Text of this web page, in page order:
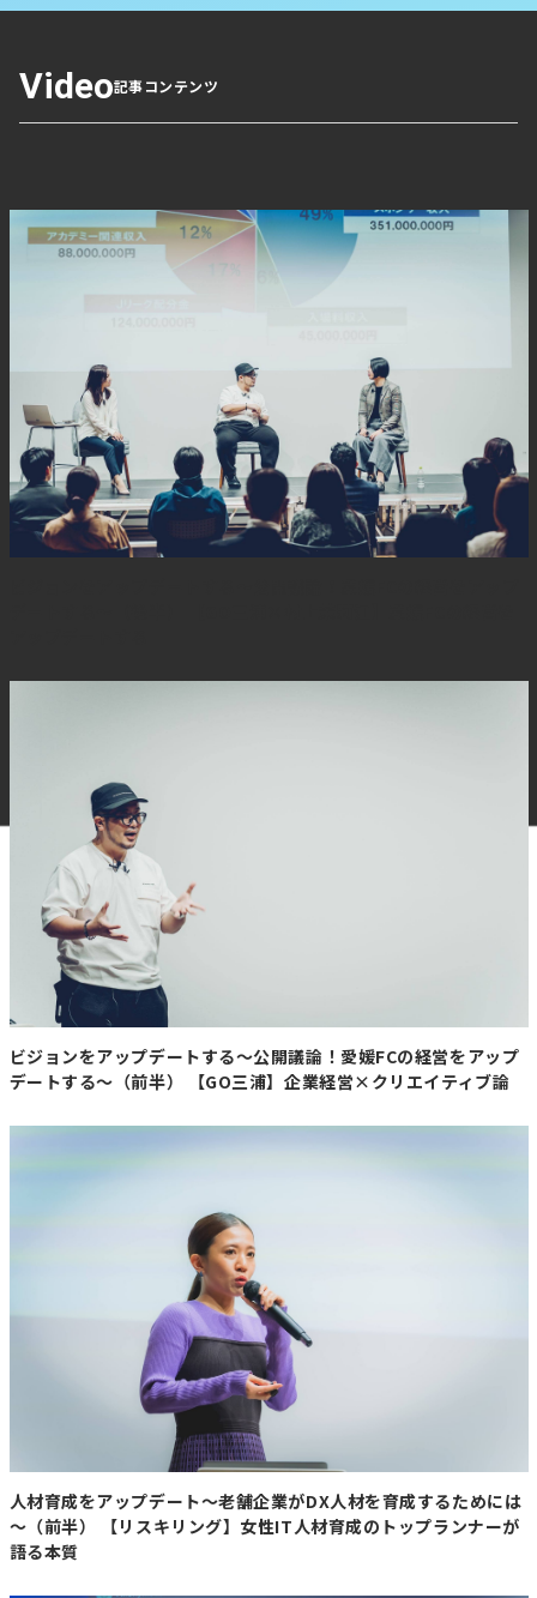
・ 2026年春節連休は2月15～23日、過去10年で最も遅い
開始日
遅く、2018年と同じ水準となる。
さっぽろ雪まつり閉幕後に重なるため、観光影響が懸念
うだ。雪まつり終了後の訪問となるため、北海道内の春節
商戦にも影響が出る可能性がある。
・春節は中国の最長祝日、ほかにも国慶節など長期休暇あ
り
春節は中国の旧暦に基づき毎年日程が変わる。過去10年
では最も早いのは2023年の1月22日。また、国慶節は来年
10月1日～7日の7連休となるなど、長期休暇を活用した国
今回の中国の渡航への注意喚起がどの程度の影響が出るか
スが取れる部分もあると感じます。
【全国ニュース】クマ駆除人材確保へ
交付金大幅拡充 政府の対策パッケージ
まとまる
https://mainichi.jp/articles/20251114/k00/00m/010/
【要約】
政府の対策パッケージの概要
マの捕獲強化と人の生活圏からの排除を柱とする対策パッ
ケージをまとめた。春季の捕獲再開や自治体向け交付金の
大幅拡充を盛り込み、必要経費は2025年度補正予算案に
計上する方針が示された。
緊急・短期・中期の具体策
緊急対応では、自衛隊・警察OBへの協力要請、警察官に
よるライフル銃駆除、市街地での「緊急銃猟制度」の活用
を推進。短期では春の捕獲強化、捕獲単価の増額、不要な
果樹の撤去などを実施し、中期では自治体職員ハンター
「ガバメントハンター」の育成やガイドライン改定を進め
る。
Video記事コンテンツ
ビジョンをアップデートする～公開議論！愛媛FCの経営をアップ
デートする～（前半） 【GO三浦】企業経営×クリエイティブ論
人材育成をアップデート～老舗企業がDX人材を育成するためには
～（前半） 【リスキリング】女性IT人材育成のトップランナーが
語る本質